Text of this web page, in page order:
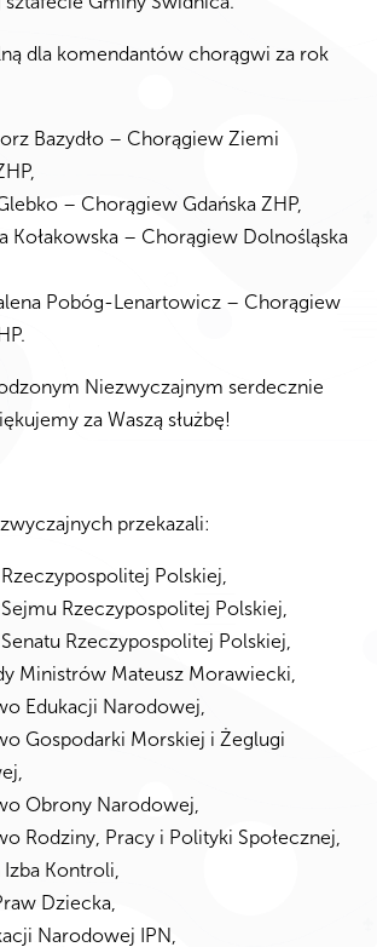
dla komendantów chorągwi za rok
Bazydło – Chorągiew Ziemi
– Chorągiew Gdańska ZHP,
Kołakowska – Chorągiew Dolnośląska
Pobóg-Lenartowicz – Chorągiew
Niezwyczajnym serdecznie
za Waszą służbę!
przekazali:
Polskiej,
Sejmu Rzeczypospolitej Polskiej,
Senatu Rzeczypospolitej Polskiej,
Ministrów Mateusz Morawiecki,
Edukacji Narodowej,
Gospodarki Morskiej i Żeglugi
Obrony Narodowej,
Rodziny, Pracy i Polityki Społecznej,
Izba Kontroli,
Dziecka,
Narodowej IPN,